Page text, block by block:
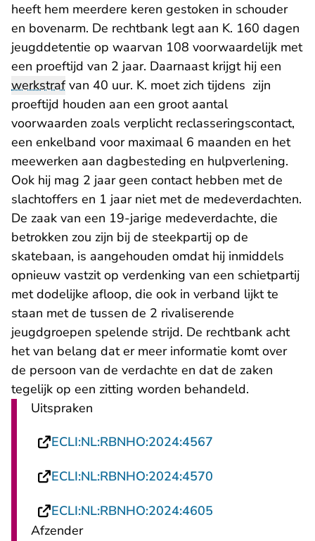
heeft hem meerdere keren gestoken in schouder
en bovenarm. De rechtbank legt aan K. 160 dagen
jeugddetentie op waarvan 108 voorwaardelijk met
een proeftijd van 2 jaar. Daarnaast krijgt hij een
werkstrafvan 40 uur. K. moet zich tijdens zijn
proeftijd houden aan een groot aantal
voorwaarden zoals verplicht reclasseringscontact,
een enkelband voor maximaal 6 maanden en het
meewerken aan dagbesteding en hulpverlening.
Ook hij mag 2 jaar geen contact hebben met de
slachtoffers en 1 jaar niet met de medeverdachten.
De zaak van een 19-jarige medeverdachte, die
betrokken zou zijn bij de steekpartij op de
skatebaan, is aangehouden omdat hij inmiddels
opnieuw vastzit op verdenking van een schietpartij
met dodelijke afloop, die ook in verband lijkt te
staan met de tussen de 2 rivaliserende
jeugdgroepen spelende strijd. De rechtbank acht
het van belang dat er meer informatie komt over
de persoon van de verdachte en dat de zaken
tegelijk op een zitting worden behandeld.
Uitspraken
ECLI:NL:RBNHO:2024:4567
ECLI:NL:RBNHO:2024:4570
ECLI:NL:RBNHO:2024:4605
Afzender